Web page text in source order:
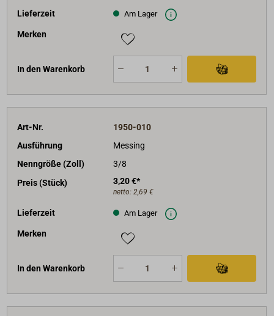
Lieferzeit Am Lager
Merken
In den Warenkorb
Art-Nr.
1950-010
Ausführung
Messing
Nenngröße (Zoll)
3/8
Preis (Stück)
3,20 €*
netto: 2,69 €
Lieferzeit Am Lager
Merken
In den Warenkorb